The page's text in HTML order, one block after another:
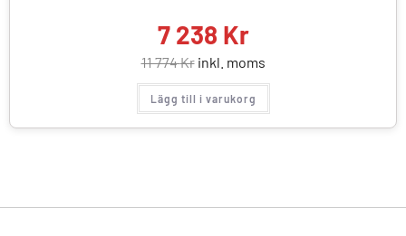
7 238 Kr
11 774Krinkl. moms
Lägg till i varukorg